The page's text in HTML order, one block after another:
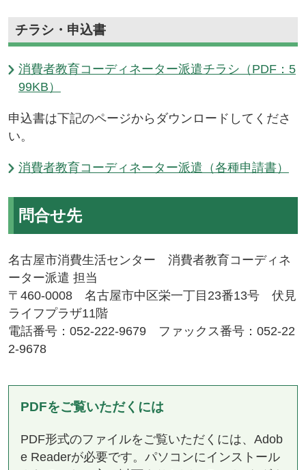
チラシ・申込書
消費者教育コーディネーター派遣チラシ（PDF：5
99KB）
申込書は下記のページからダウンロードしてくださ
い。
消費者教育コーディネーター派遣（各種申請書）
問合せ先
名古屋市消費生活センター 消費者教育コーディネ
ーター派遣 担当
〒460-0008 名古屋市中区栄一丁目23番13号 伏見
ライフプラザ11階
電話番号：052-222-9679 ファックス番号：052-22
2-9678
PDFをご覧いただくには
PDF形式のファイルをご覧いただくには、Adob
e Readerが必要です。パソコンにインストール